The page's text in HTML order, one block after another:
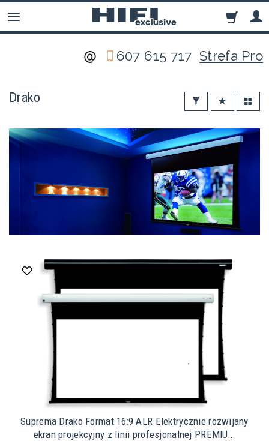
607 615 717Strefa Pro
Drako
Suprema Drako Format 16:9 ALR Elektrycznie rozwijany
ekran projekcyjny z linii profesjonalnej PREMIU...